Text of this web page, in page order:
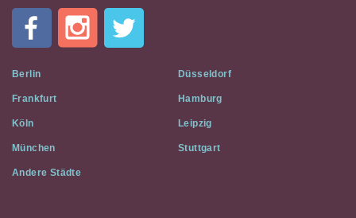
Flat
Social
Media
Berlin Düsseldorf
Frankfurt Hamburg
Köln Leipzig
München Stuttgart
Andere Städte